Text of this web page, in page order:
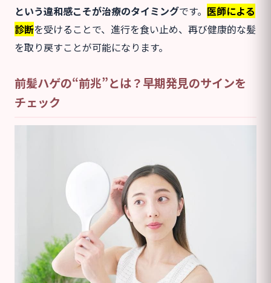
という違和感こそが治療のタイミングです。 医師による
診断を受けることで、進行を食い止め、再び健康的な髪
を取り戻すことが可能になります。
前髪ハゲの“前兆”とは？早期発見のサインを
チェック